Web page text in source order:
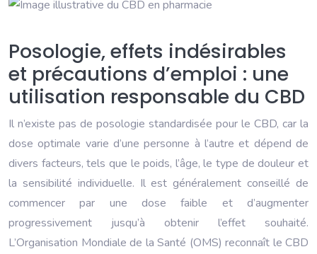
Posologie, effets indésirables
et précautions d’emploi : une
utilisation responsable du CBD
Il n’existe pas de posologie standardisée pour le CBD, car la
dose optimale varie d’une personne à l’autre et dépend de
divers facteurs, tels que le poids, l’âge, le type de douleur et
la sensibilité individuelle. Il est généralement conseillé de
commencer par une dose faible et d’augmenter
progressivement jusqu’à obtenir l’effet souhaité.
L’Organisation Mondiale de la Santé (OMS) reconnaît le CBD